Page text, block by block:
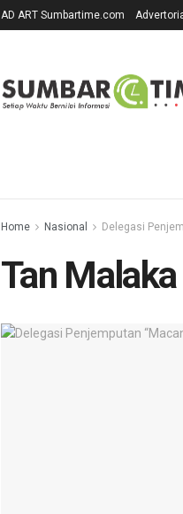
AD ART Sumbartime.com
Home Nasional Delegasi
Tan